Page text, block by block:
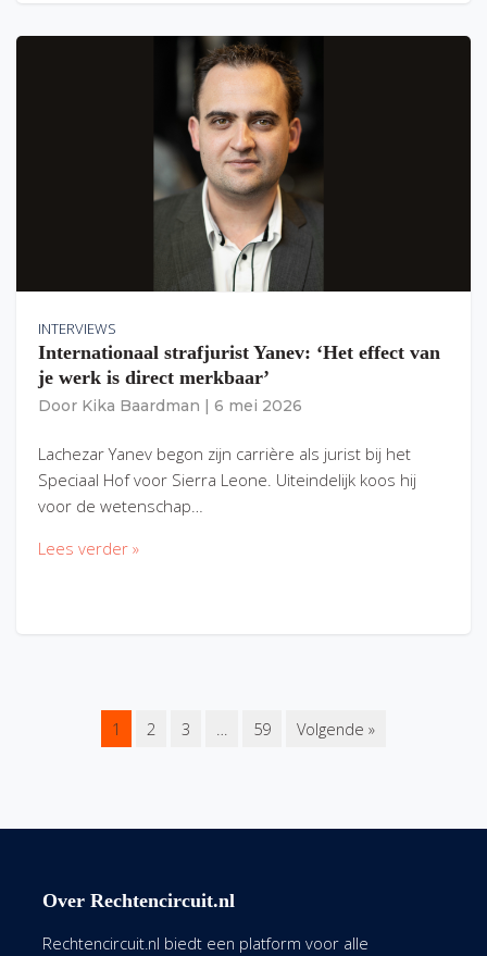
INTERVIEWS
Internationaal strafjurist Yanev: ‘Het effect van
je werk is direct merkbaar’
Door Kika Baardman 6 mei 2026
Lachezar Yanev begon zijn carrière als jurist bij het
Speciaal Hof voor Sierra Leone. Uiteindelijk koos hij
voor de wetenschap…
Lees verder »
1 2 3 … 59 Volgende »
Over Rechtencircuit.nl
Rechtencircuit.nl biedt een platform voor alle